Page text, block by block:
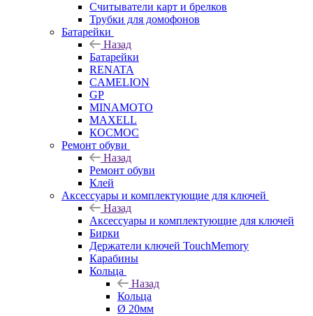
Считыватели карт и брелков
Трубки для домофонов
Батарейки
Назад
Батарейки
RENATA
CAMELION
GP
MINAMOTO
MAXELL
КОСМОС
Ремонт обуви
Назад
Ремонт обуви
Клей
Аксессуары и комплектующие для ключей
Назад
Аксессуары и комплектующие для ключей
Бирки
Держатели ключей TouchMemory
Карабины
Кольца
Назад
Кольца
Ø 20мм